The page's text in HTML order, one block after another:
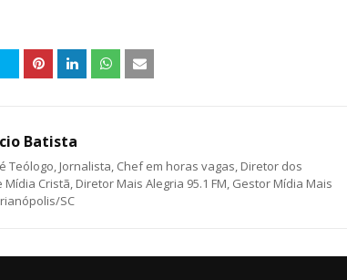
Batista
é Teólogo, Jornalista, Chef em horas vagas, Diretor dos
Cristã, Diretor Mais Alegria 95.1 FM, Gestor Mídia Mais
SC